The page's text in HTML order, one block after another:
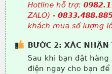
Hotline hỗ trợ:
ZALO) -
khách mua số lượng
BƯỚC 2: XÁC NHẬN
Sau khi bạn đặt
điện ngay cho bạn